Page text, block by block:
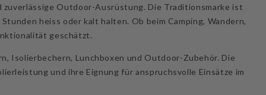
Outdoor-Ausrüstung. Die Traditionsmarke ist
heiss oder kalt halten. Ob beim Camping, Wandern,
geschätzt.
Isolierbechern, Lunchboxen und Outdoor-Zubehör. Die
und ihre Eignung für anspruchsvolle Einsätze im